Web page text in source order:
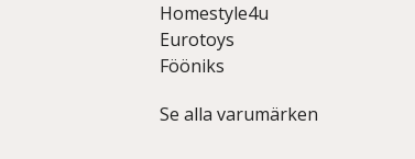
Homestyle4u
Eurotoys
Fööniks
Se alla varumärken